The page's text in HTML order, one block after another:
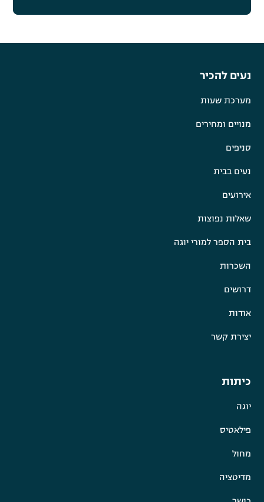
נעים להכיר
מערכת שעות
מנויים ומחירים
סניפים
נעים בבית
אירועים
שאלות נפוצות
בית הספר למורי יוגה
השכרות
דרושים
אודות
יצירת קשר
כיתות
יוגה
פילאטיס
מחול
מדיטציה